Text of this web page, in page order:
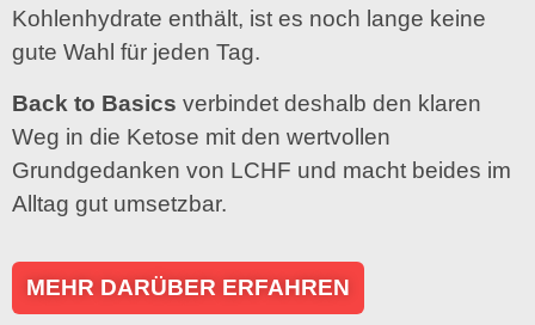
Kohlenhydrate enthält, ist es noch lange keine
gute Wahl für jeden Tag.
Back to Basics verbindet deshalb den klaren
Weg in die Ketose mit den wertvollen
Grundgedanken von LCHF und macht beides im
Alltag gut umsetzbar.
MEHR DARÜBER ERFAHREN